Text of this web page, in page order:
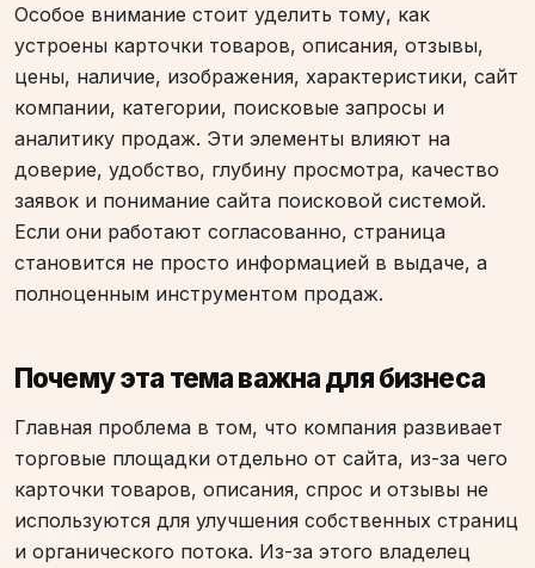
Особое внимание стоит уделить тому, как
устроены карточки товаров, описания, отзывы,
цены, наличие, изображения, характеристики, сайт
компании, категории, поисковые запросы и
аналитику продаж. Эти элементы влияют на
доверие, удобство, глубину просмотра, качество
заявок и понимание сайта поисковой системой.
Если они работают согласованно, страница
становится не просто информацией в выдаче, а
полноценным инструментом продаж.
Почему эта тема важна для бизнеса
Главная проблема в том, что компания развивает
торговые площадки отдельно от сайта, из-за чего
карточки товаров, описания, спрос и отзывы не
используются для улучшения собственных страниц
и органического потока. Из-за этого владелец